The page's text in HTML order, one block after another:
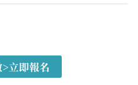
立即報名